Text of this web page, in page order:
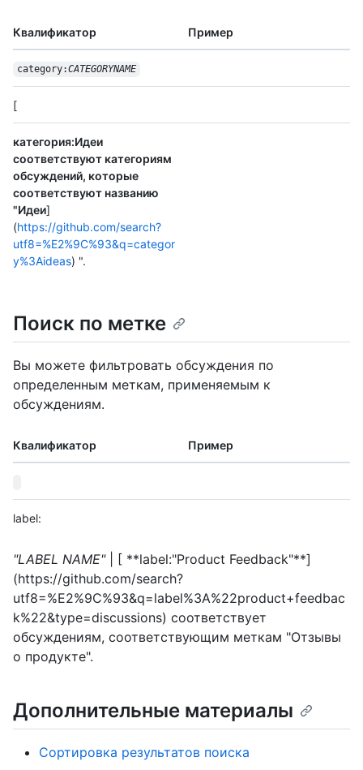
Квалификатор Пример
category:CATEGORYNAME
[
категория:Идеи
соответствуют категориям
обсуждений, которые
соответствуют названию
"Идеи]
(https://github.com/search?
utf8=%E2%9C%93&q=categor
y%3Aideas) ".
Поиск по метке
Вы можете фильтровать обсуждения по
определенным меткам, применяемым к
обсуждениям.
Квалификатор Пример
label:
"LABEL NAME"
| [ **label:"Product Feedback"**]
(https://github.com/search?
utf8=%E2%9C%93&q=label%3A%22product+feedbac
k%22&type=discussions) соответствует
обсуждениям, соответствующим меткам "Отзывы
о продукте".
Дополнительные материалы
Сортировка результатов поиска